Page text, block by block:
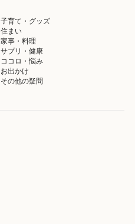
子育て・グッズ
住まい
家事・料理
サプリ・健康
ココロ・悩み
お出かけ
その他の疑問